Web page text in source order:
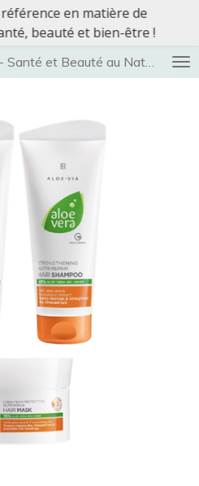
LR Health & Beauty - Santé et Beauté au Naturel
en matière de
beauté et bien-être !